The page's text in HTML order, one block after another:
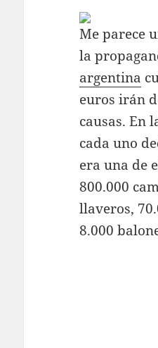
Me parece
la
argentina
euros irán
causas. En
cada uno
era una de
800.000
llaveros,
8.000